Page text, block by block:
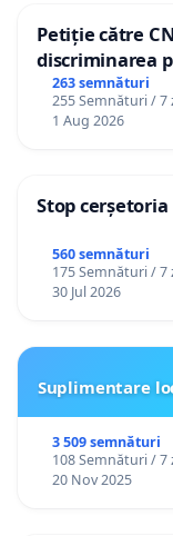
Petiție către
discriminarea
către
263 semnături
255 Semnături / 7
1 Aug 2026
Stop cerșetoria
560 semnături
175 Semnături / 7
30 Jul 2026
Suplimentare
3 509 semnături
108 Semnături / 7
20 Nov 2025